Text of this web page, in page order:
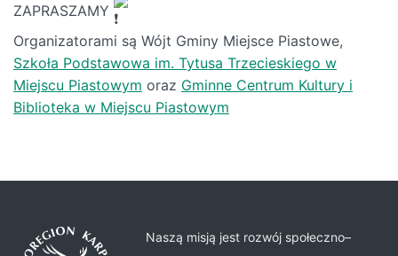
ZAPRASZAMY
Organizatorami są Wójt Gminy Miejsce Piastowe,
Szkoła Podstawowa im. Tytusa Trzecieskiego w
Miejscu Piastowym oraz Gminne Centrum Kultury i
Biblioteka w Miejscu Piastowym
Naszą misją jest rozwój społeczno–